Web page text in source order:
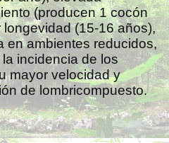
(producen 1 cocón
(15-16 años),
en ambientes reducidos,
incidencia de los
mayor velocidad y
de lombricompuesto.